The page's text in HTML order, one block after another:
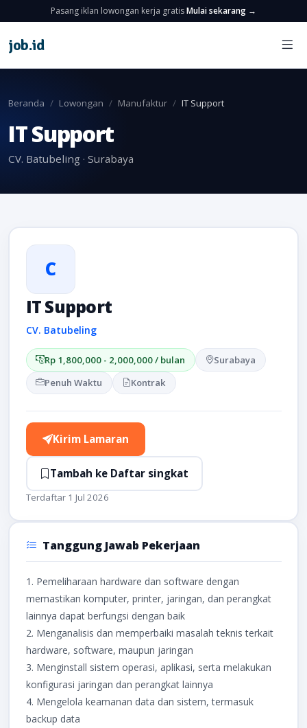
Pasang iklan lowongan kerja gratisMulai sekarang →
job.id
Beranda Lowongan Manufaktur IT Support
IT Support
CV. Batubeling · Surabaya
C
IT Support
CV. Batubeling
Rp 1,800,000 - 2,000,000 / bulan
Surabaya
Penuh Waktu
Kontrak
Kirim Lamaran
Tambah ke Daftar singkat
Terdaftar 1 Jul 2026
Tanggung Jawab Pekerjaan
1. Pemeliharaan hardware dan software dengan
memastikan komputer, printer, jaringan, dan perangkat
lainnya dapat berfungsi dengan baik
2. Menganalisis dan memperbaiki masalah teknis terkait
hardware, software, maupun jaringan
3. Menginstall sistem operasi, aplikasi, serta melakukan
konfigurasi jaringan dan perangkat lainnya
4. Mengelola keamanan data dan sistem, termasuk
backup data